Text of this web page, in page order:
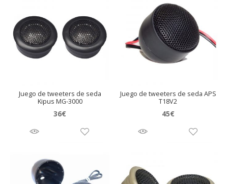
Juego de tweeters de seda
Kipus MG-3000
36€
Juego de tweeters de seda APS
T18V2
45€